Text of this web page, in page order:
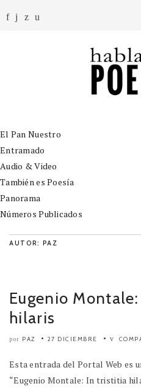
El Pan Nuestro
Entramado
Audio & Video
También es Poesía
Panorama
Números Publicados
AUTOR: PAZ
Eugenio
hilaris
por PAZ 27 DICIEMBRE
Esta entrada del Portal Web es
“Eugenio Montale: In tristitia